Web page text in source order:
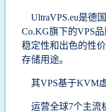
UltraVPS.eu是德
Co.KG旗下的VPS
稳定性和出色的性
存储用途。
其VPS基于KVM虚
运营全球7个主流